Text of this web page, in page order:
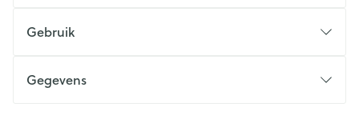
Gebruik
Gegevens